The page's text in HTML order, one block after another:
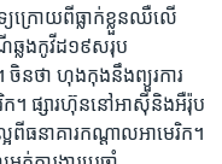
យក្រោយពីធ្លាក់ខ្លួនឈឺលើ
លងកូវីដ១៩សរុប
ថា ហុងកុងនឹងព្យួរការ
រិក។ ផ្សារហ៊ុននៅអាស៊ីនិងអឺរ៉ុប
ពីធនាគារកណ្តាលអាមេរិក។